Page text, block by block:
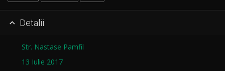
 Detalii
Str. Nastase Pamfil
13 Iulie 2017